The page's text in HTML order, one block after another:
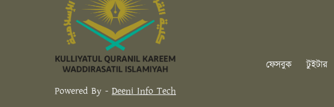
ফেসবুক টুইটার
Powered By - Deeni Info Tech